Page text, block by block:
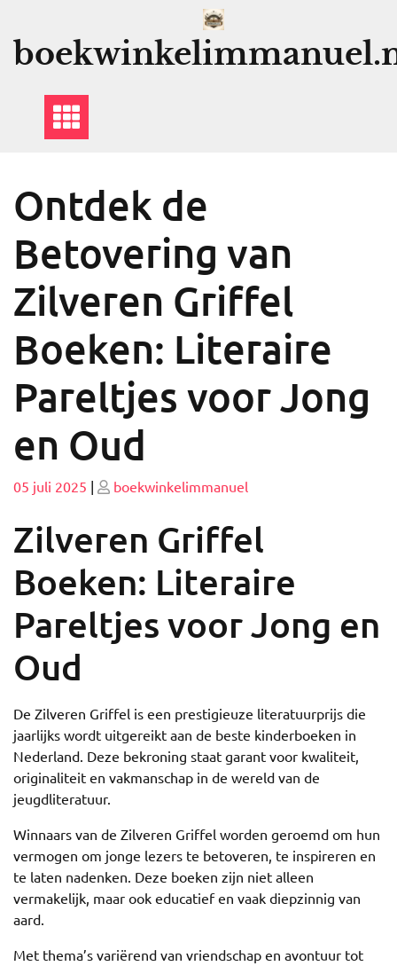
Ontdek de
Betovering van
Zilveren Griffel
Boeken: Literaire
Pareltjes voor Jong
en Oud
Geplaatst
05 juli 2025 | Geplaatst
boekwinkelimmanuel
Zilveren Griffel
Boeken: Literaire
Pareltjes voor Jong en
Oud
De Zilveren Griffel is een prestigieuze literatuurprijs die
jaarlijks wordt uitgereikt aan de beste kinderboeken in
Nederland. Deze bekroning staat garant voor kwaliteit,
originaliteit en vakmanschap in de wereld van de
jeugdliteratuur.
Winnaars van de Zilveren Griffel worden geroemd om hun
vermogen om jonge lezers te betoveren, te inspireren en
te laten nadenken. Deze boeken zijn niet alleen
vermakelijk, maar ook educatief en vaak diepzinnig van
aard.
Met thema’s variërend van vriendschap en avontuur tot